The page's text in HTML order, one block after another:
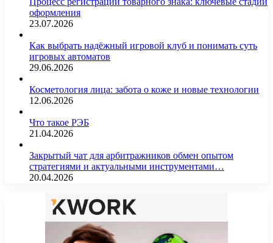
оформления
23.07.2026
Как выбрать надёжный игровой клуб и понимать суть
игровых автоматов
29.06.2026
Косметология лица: забота о коже и новые технологии
12.06.2026
Что такое РЭБ
21.04.2026
Закрытый чат для арбитражников обмен опытом
стратегиями и актуальными инструментами…
20.04.2026